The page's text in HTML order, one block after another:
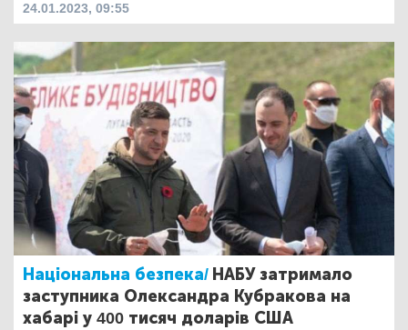
24.01.2023, 09:55
Національна безпека/ НАБУ затримало
заступника Олександра Кубракова на
хабарі у 400 тисяч доларів США